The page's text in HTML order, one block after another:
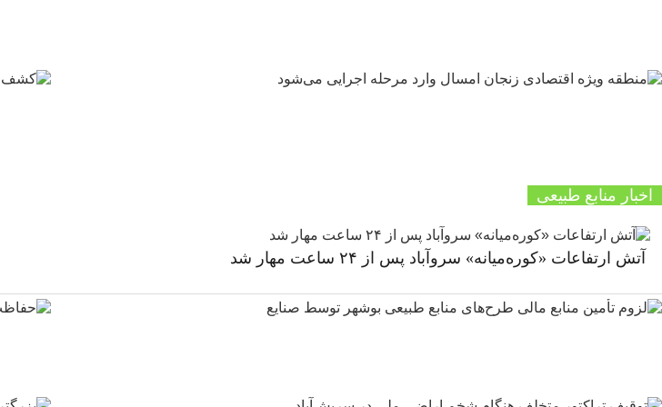
اخبار منابع طبیعی
آتش ارتفاعات «کوره‌میانه» سروآباد پس از ۲۴ ساعت مهار شد